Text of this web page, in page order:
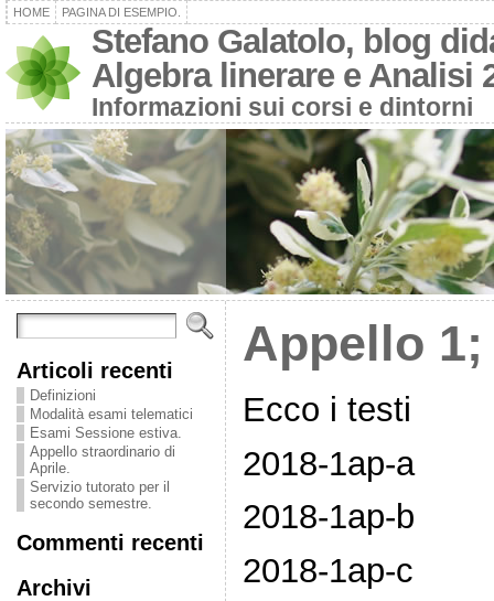
HOME PAGINA DI ESEMPIO.
Stefano Galatolo, blog
Algebra linerare e Analisi
Informazioni sui corsi e dintorni
Articoli recenti
Definizioni
Modalità esami telematici
Esami Sessione estiva.
Appello straordinario di
Aprile.
Servizio tutorato per il
secondo semestre.
Commenti recenti
Archivi
Appello 1;
Ecco i testi
2018-1ap-a
2018-1ap-b
2018-1ap-c